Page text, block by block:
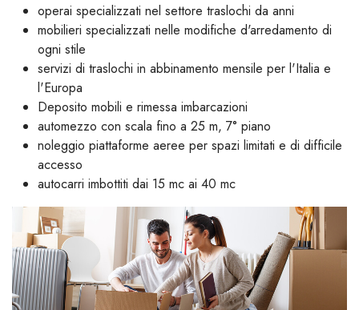
operai specializzati nel settore traslochi da anni
mobilieri specializzati nelle modifiche d'arredamento di
ogni stile
servizi di traslochi in abbinamento mensile per l'Italia e
l'Europa
Deposito mobili e rimessa imbarcazioni
automezzo con scala fino a 25 m, 7° piano
noleggio piattaforme aeree per spazi limitati e di difficile
accesso
autocarri imbottiti dai 15 mc ai 40 mc